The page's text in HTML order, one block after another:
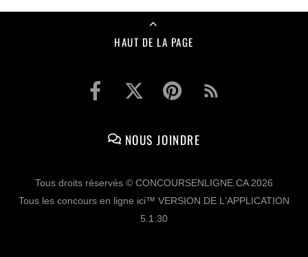
HAUT DE LA PAGE
NOUS JOINDRE
Tous droits réservés © CONCOURSENLIGNE.CA 2026
Tous les concours en ligne ici™ VERSION DE L'APPLICATION
5.1.30